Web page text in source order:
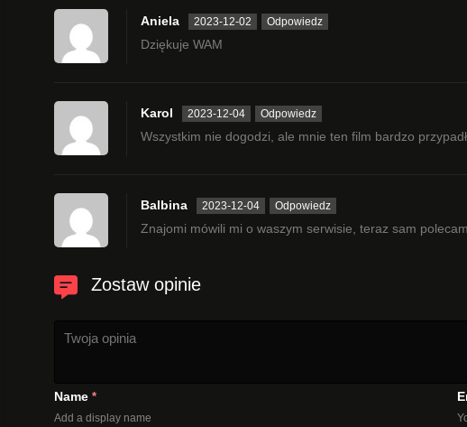
Aniela 2023-12-02 Odpowiedz
Dziękuje WAM
Karol 2023-12-04 Odpowiedz
Wszystkim nie dogodzi, ale mnie ten film bardzo
Balbina 2023-12-04 Odpowiedz
Znajomi mówili mi o waszym serwisie, teraz sam
Zostaw opinie
Name *
Add a display name